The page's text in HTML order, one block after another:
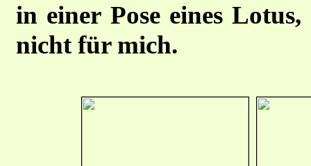
in einer Pose eines
nicht für mich.